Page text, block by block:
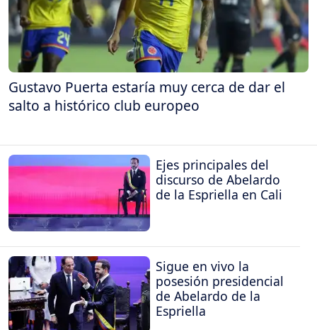
Gustavo Puerta estaría muy cerca de dar el
salto a histórico club europeo
Ejes principales del
discurso de Abelardo
de la Espriella en Cali
Sigue en vivo la
posesión presidencial
de Abelardo de la
Espriella